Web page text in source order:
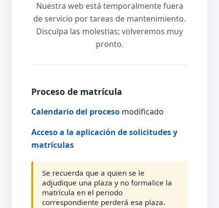
Nuestra web está temporalmente fuera
de servicio por tareas de mantenimiento.
Disculpa las molestias; volveremos muy
pronto.
Proceso de matrícula
Calendario del proceso modificado
Acceso a la aplicación de solicitudes y
matrículas
Se recuerda que a quien se le
adjudique una plaza y no formalice la
matrícula en el periodo
correspondiente perderá esa plaza.